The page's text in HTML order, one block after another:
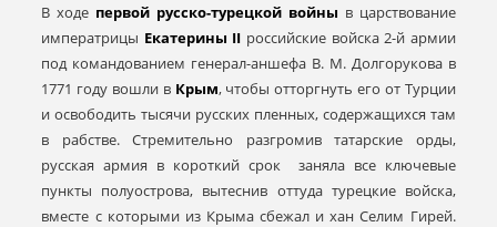
В ходе первой русско-турецкой войны в царствование
императрицы Екатерины II российские войска 2-й армии
под командованием генерал-аншефа В. М. Долгорукова в
1771 году вошли в Крым, чтобы отторгнуть его от Турции
и освободить тысячи русских пленных, содержащихся там
в рабстве. Стремительно разгромив татарские орды,
русская армия в короткий срок заняла все ключевые
пункты полуострова, вытеснив оттуда турецкие войска,
вместе с которыми из Крыма сбежал и хан Селим Гирей.